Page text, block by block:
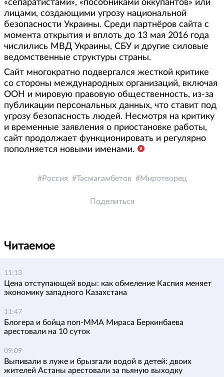
«сепаратистами», «пособниками оккупантов» или
лицами, создающими угрозу национальной
безопасности Украины. Среди партнёров сайта с
момента открытия и вплоть до 13 мая 2016 года
числились МВД Украины, СБУ и другие силовые
ведомственные структуры страны.
Сайт многократно подвергался жесткой критике
со стороны международных организаций, включая
ООН и мировую правовую общественность, из-за
публикации персональных данных, что ставит под
угрозу безопасность людей. Несмотря на критику
и временные заявления о приостановке работы,
сайт продолжает функционировать и регулярно
пополняется новыми именами.
Россия Тасмагамбетов Миротворец
Поделиться
Читаемое
11:13
Цена отступающей воды: как обмеление Каспия меняет
экономику западного Казахстана
11:47
Блогера и бойца поп-ММА Мираса Беркинбаева
арестовали на 10 суток
09:09
Выпивали в луже и брызгали водой в детей: двоих
жителей Астаны арестовали за пьяную выходку